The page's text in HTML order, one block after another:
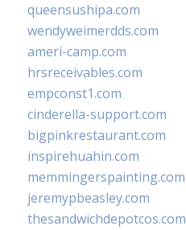
queensushipa.com
wendyweimerdds.com
ameri-camp.com
hrsreceivables.com
empconst1.com
cinderella-support.com
bigpinkrestaurant.com
inspirehuahin.com
memmingerspainting.com
jeremypbeasley.com
thesandwichdepotcos.com